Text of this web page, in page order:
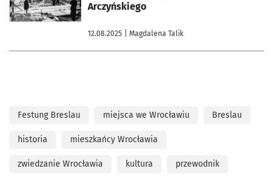
Arczyńskiego
12.08.2025 | Magdalena Talik
Festung Breslau miejsca we Wrocławiu Breslau
historia mieszkańcy Wrocławia
zwiedzanie Wrocławia kultura przewodnik